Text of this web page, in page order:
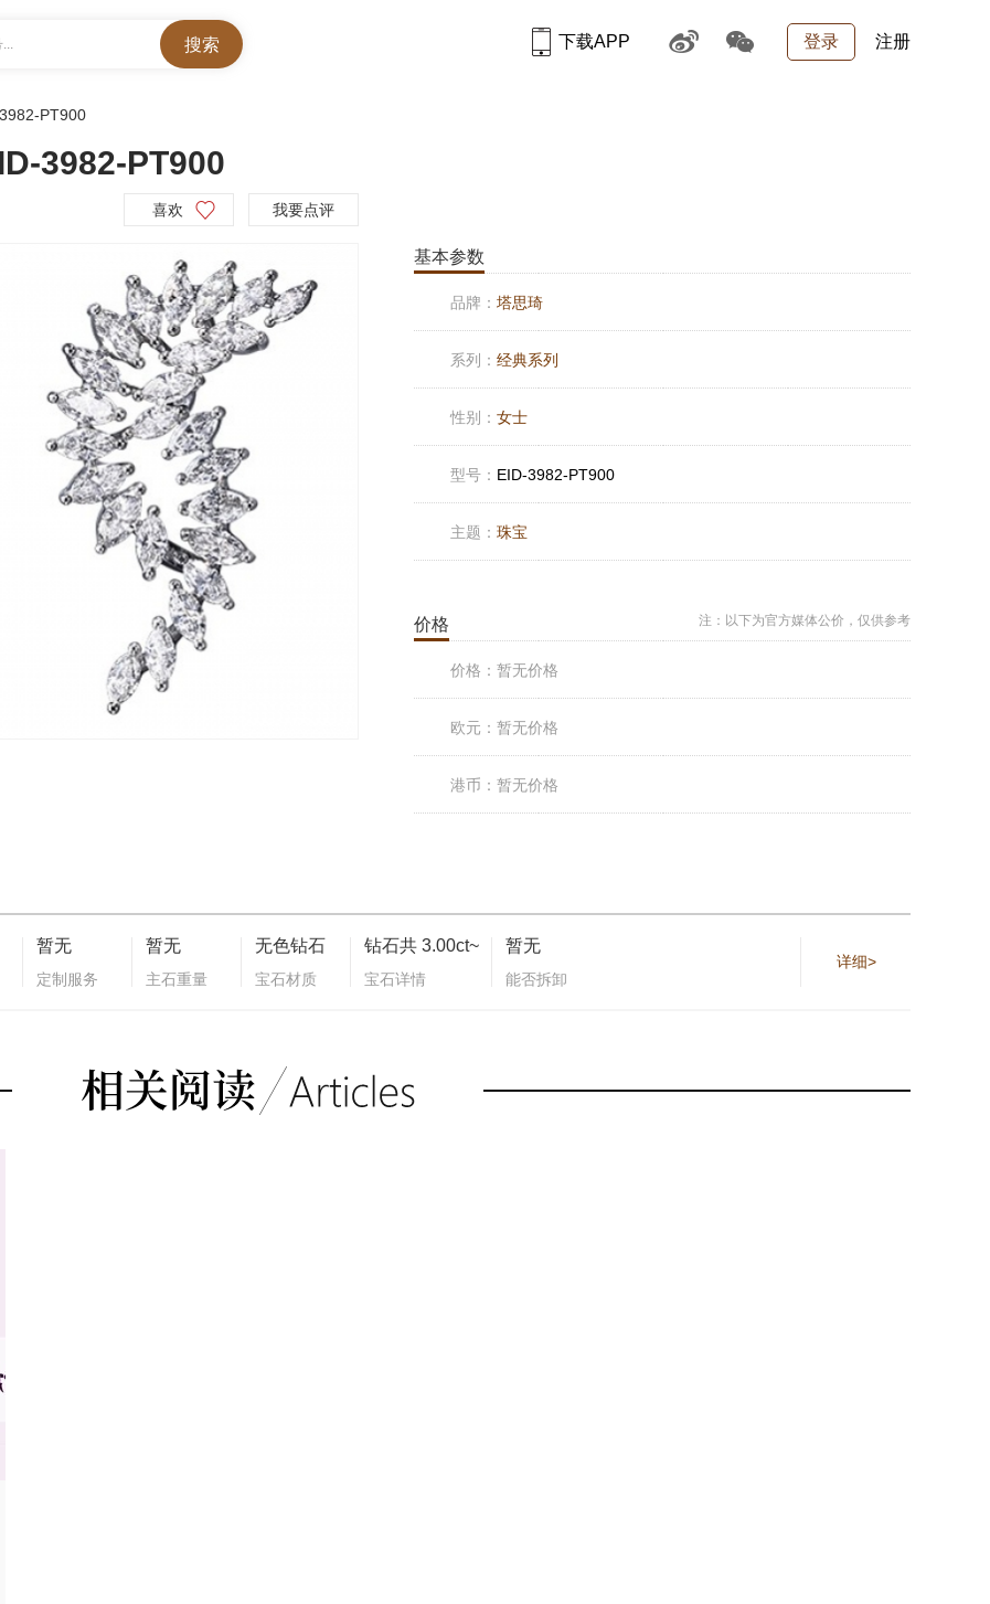
... 登录 注册
下载APP
PT900
3982-PT900
喜欢 我要点评
基本参数
品牌： 塔思琦
系列： 经典系列
性别： 女士
型号： EID-3982-PT900
主题： 珠宝
价格 注：以下为官方媒体公价，仅供参考
价格： 暂无价格
欧元： 暂无价格
港币： 暂无价格
暂无
定制服务
暂无
主石重量
无色钻石
宝石材质
钻石共 3.00ct~
宝石详情
暂无
能否拆卸
详细>